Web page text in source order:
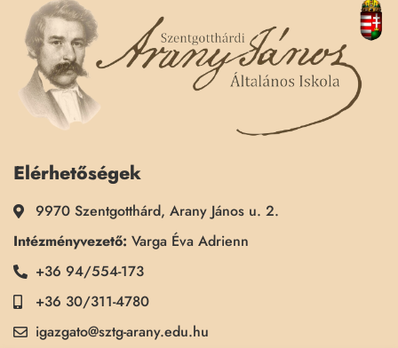
Elérhetőségek
9970 Szentgotthárd, Arany János u. 2.
Intézményvezető: Varga Éva Adrienn
+36 94/554-173
+36 30/311-4780
igazgato@sztg-arany.edu.hu